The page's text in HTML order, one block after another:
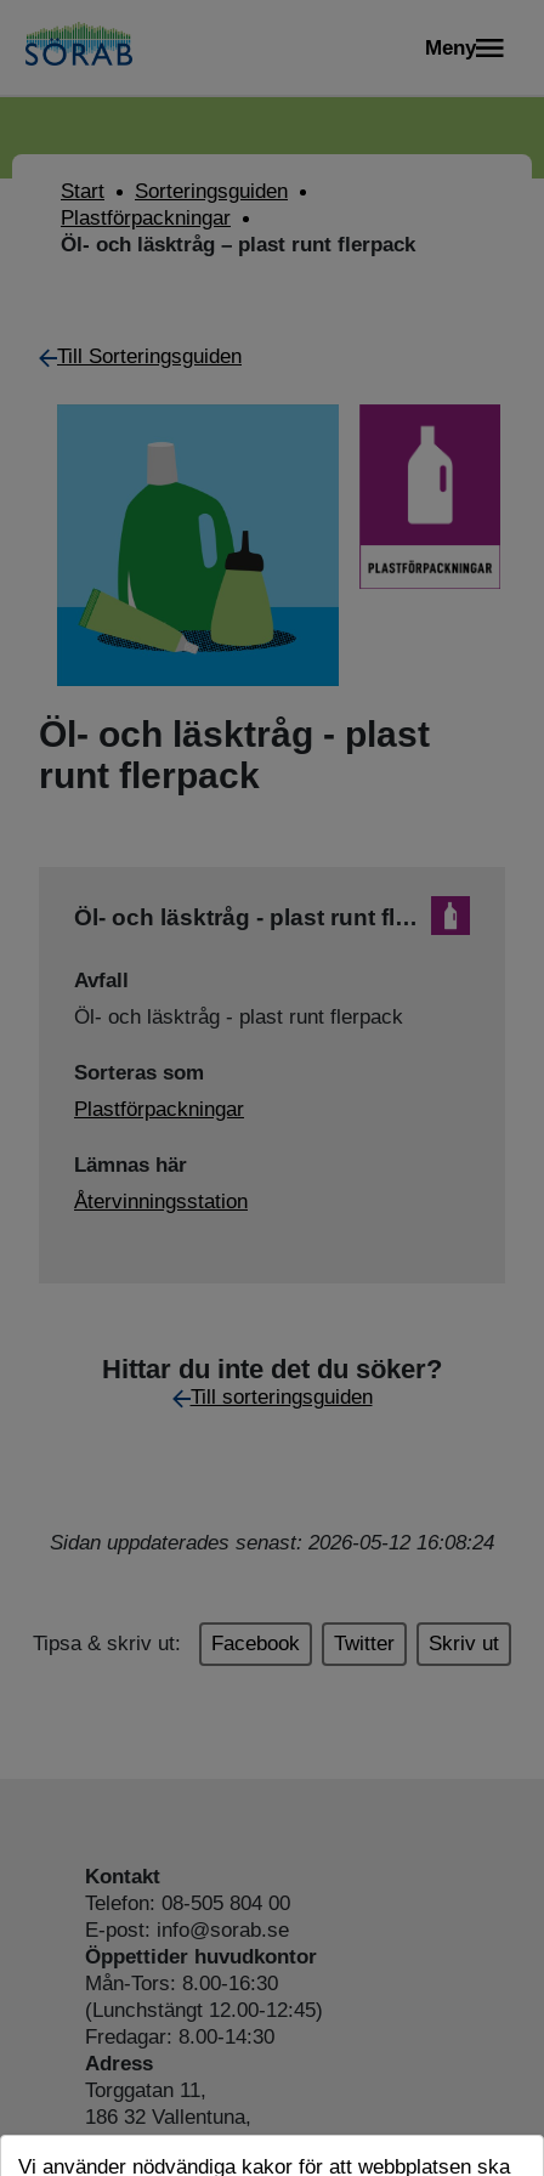
Meny
Start
Sorteringsguiden
Plastförpackningar
Öl- och läsktråg – plast runt flerpack
Till Sorteringsguiden
Öl- och läsktråg - plast
runt flerpack
Öl- och läsktråg - plast runt flerpack
Avfall
Öl- och läsktråg - plast runt flerpack
Sorteras som
Plastförpackningar
Lämnas här
Återvinningsstation
Hittar du inte det du söker?
Till sorteringsguiden
Sidan uppdaterades senast: 2026-05-12 16:08:24
Tipsa & skriv ut: Facebook Twitter Skriv ut
Kontakt
Telefon: 08-505 804 00
E-post: info@sorab.se
Öppettider huvudkontor
Mån-Tors: 8.00-16:30
(Lunchstängt 12.00-12:45)
Fredagar: 8.00-14:30
Adress
Torggatan 11,
186 32 Vallentuna,
Org.nr: 556197-4022
Om webbplatsen
Vi använder nödvändiga kakor för att webbplatsen ska